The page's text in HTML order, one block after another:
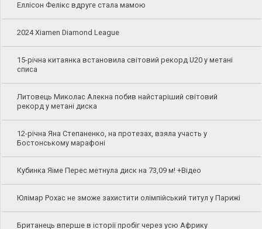
Еллісон Фелікс вдруге стала мамою
2024 Xiamen Diamond League
15-річна китаянка встановила світовий рекорд U20 у метані
списа
Литовець Миколас Алекна побив найстаріший світовий
рекорд у метані диска
12-річна Яна Степаненко, на протезах, взяла участь у
Бостонському марафоні
Кубинка Яіме Перес метнула диск на 73,09 м! +Відео
Юлімар Рохас не зможе захистити олімпійський титул у Парижі
Британець вперше в історії пробіг через усю Африку